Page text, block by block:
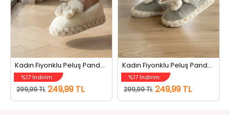
Kadın Fiyonklu Peluş Panduf Ev Ayakkabısı Krem
%17 İndirim
299,99 TL 249,99 TL
Kadın Fiyonklu Peluş Panduf Ev Ayakkabısı Açıkmint
%17 İndirim
299,99 TL 249,99 TL